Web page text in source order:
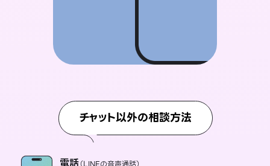
チャット以外の相談方法